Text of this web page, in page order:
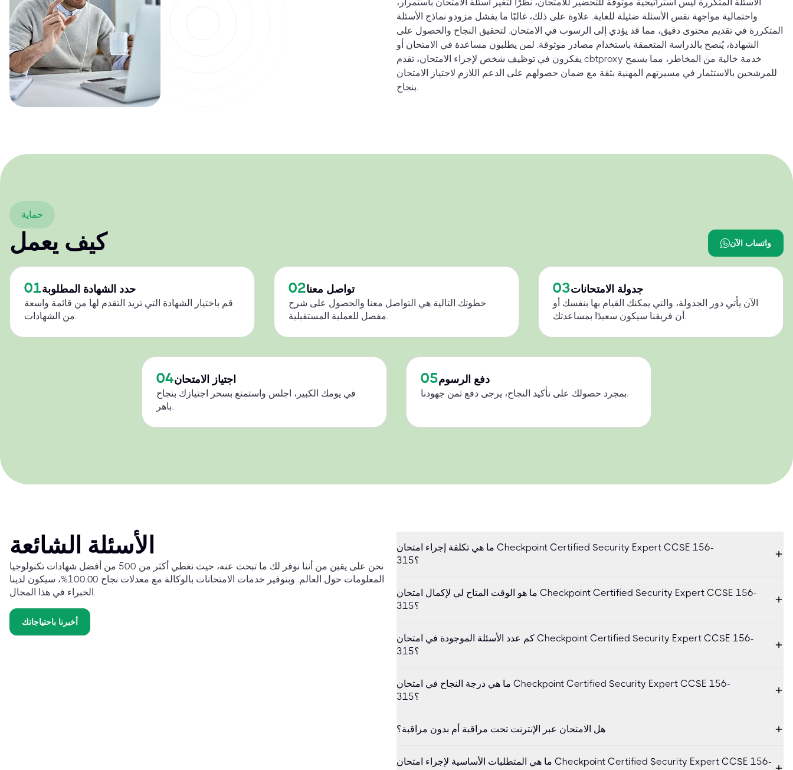
واحتمالية مواجهة نفس الأسئلة ضئيلة للغاية. علاوة على ذلك، غالبًا ما يفشل مزودو نماذج الأسئلة
المتكررة في تقديم محتوى دقيق، مما قد يؤدي إلى الرسوب في الامتحان. لتحقيق النجاح والحصول على
الشهادة، يُنصح بالدراسة المتعمقة باستخدام مصادر موثوقة. لمن يطلبون مساعدة في الامتحان أو
يفكرون في توظيف شخص لإجراء الامتحان، تقدم cbtproxy خدمة خالية من المخاطر، مما يسمح
للمرشحين بالاستثمار في مسيرتهم المهنية بثقة مع ضمان حصولهم على الدعم اللازم لاجتياز الامتحان
بنجاح.
حماية
كيف يعمل واتساب الآن
01حدد الشهادة المطلوبة
قم باختيار الشهادة التي تريد التقدم لها من قائمة واسعة
من الشهادات.
02تواصل معنا
خطوتك التالية هي التواصل معنا والحصول على شرح
مفصل للعملية المستقبلية.
03جدولة الامتحانات
الآن يأتي دور الجدولة، والتي يمكنك القيام بها بنفسك أو
أن فريقنا سيكون سعيدًا بمساعدتك.
04اجتياز الامتحان
في يومك الكبير، اجلس واستمتع بسحر اجتيازك بنجاح
باهر.
05دفع الرسوم
بمجرد حصولك على تأكيد النجاح، يرجى دفع ثمن جهودنا.
الأسئلة الشائعة
نحن على يقين من أننا نوفر لك ما تبحث عنه، حيث نغطي أكثر من 500 من أفضل شهادات تكنولوجيا
المعلومات حول العالم. وبتوفير خدمات الامتحانات بالوكالة مع معدلات نجاح 100.00%، سيكون لدينا
الخبراء في هذا المجال.
أخبرنا باحتياجاتك
ما هي تكلفة إجراء امتحان Checkpoint Certified Security Expert CCSE 156-
315؟
ما هو الوقت المتاح لي لإكمال امتحان Checkpoint Certified Security Expert CCSE 156-
315؟
كم عدد الأسئلة الموجودة في امتحان Checkpoint Certified Security Expert CCSE 156-
315؟
ما هي درجة النجاح في امتحان Checkpoint Certified Security Expert CCSE 156-
315؟
هل الامتحان عبر الإنترنت تحت مراقبة أم بدون مراقبة؟
ما هي المتطلبات الأساسية لإجراء امتحان Checkpoint Certified Security Expert CCSE 156-